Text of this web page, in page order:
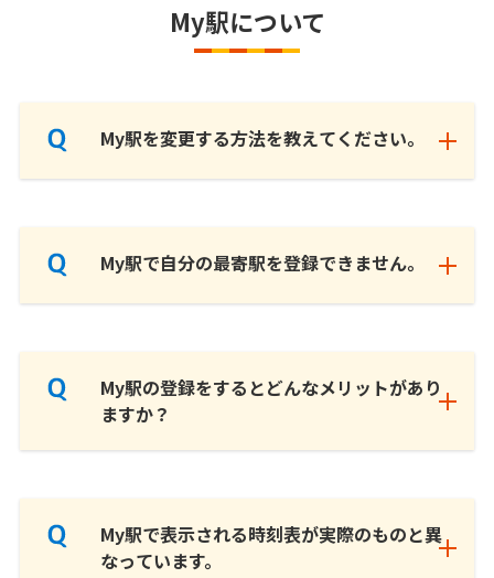
My駅について
My駅を変更する方法を教えてください。
My駅で自分の最寄駅を登録できません。
My駅の登録をするとどんなメリットがあり
ますか？
My駅で表示される時刻表が実際のものと異
なっています。